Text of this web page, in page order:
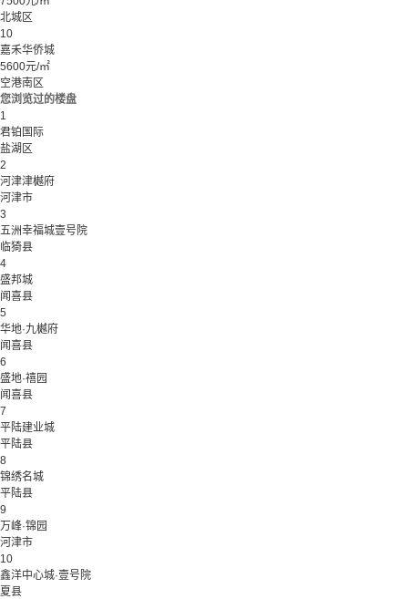
北城区
10
嘉禾华侨城
5600元/㎡
空港南区
您浏览过的楼盘
1
君铂国际
盐湖区
2
河津津樾府
河津市
3
五洲幸福城壹号院
临猗县
4
盛邦城
闻喜县
5
华地·九樾府
闻喜县
6
盛地·禧园
闻喜县
7
平陆建业城
平陆县
8
锦绣名城
平陆县
9
万峰·锦园
河津市
10
鑫洋中心城·壹号院
夏县